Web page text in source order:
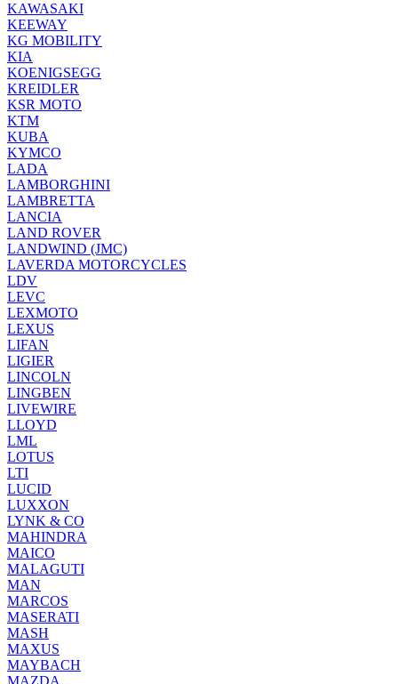
KAWASAKI
KEEWAY
KG MOBILITY
KIA
KOENIGSEGG
KREIDLER
KSR MOTO
KTM
KUBA
KYMCO
LADA
LAMBORGHINI
LAMBRETTA
LANCIA
LAND ROVER
LANDWIND (JMC)
LAVERDA MOTORCYCLES
LDV
LEVC
LEXMOTO
LEXUS
LIFAN
LIGIER
LINCOLN
LINGBEN
LIVEWIRE
LLOYD
LML
LOTUS
LTI
LUCID
LUXXON
LYNK & CO
MAHINDRA
MAICO
MALAGUTI
MAN
MARCOS
MASERATI
MASH
MAXUS
MAYBACH
MAZDA